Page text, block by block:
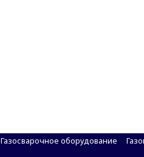
Газосварочное оборудование